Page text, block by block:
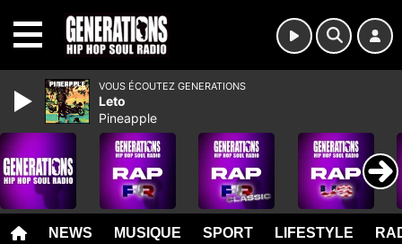
NEWS MUSIQUE SPORT LIFESTYLE
VOUS ÉCOUTEZ GENERATIONS
Leto
Pineapple